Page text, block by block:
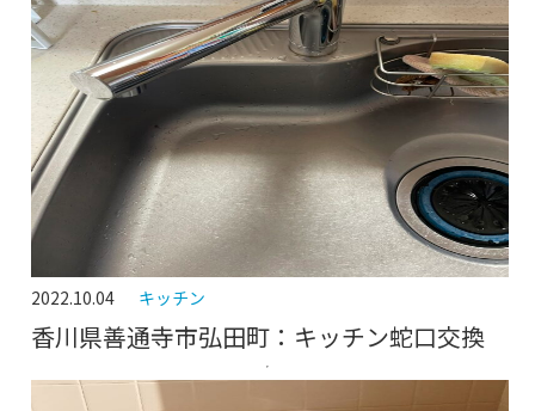
2022.10.04 キッチン
香川県善通寺市弘田町：キッチン蛇口交換